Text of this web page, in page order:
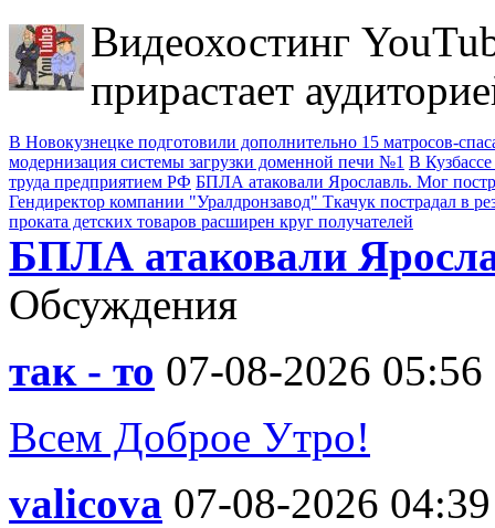
Видеохостинг
прирастает
В Новокузнецке подготовили дополнительно 15 матросов-
модернизация системы загрузки доменной печи №1 В
труда предприятием РФ БПЛА атаковали Ярославль. Мог
Гендиректор компании "Уралдронзавод" Ткачук пострадал в
проката детских товаров расширен круг получателей
БПЛА атаковали
Обсуждения
так - то 07-08-2026 05:56
Всем Доброе Утро!
valicova 07-08-2026 04:39